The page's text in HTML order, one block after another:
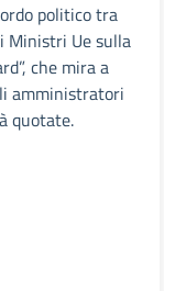
politico tra
Ministri Ue sulla
che mira a
amministratori
quotate.